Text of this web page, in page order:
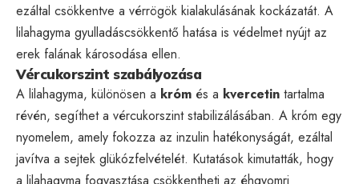
ezáltal csökkentve a vérrögök kialakulásának kockázatát. A
lilahagyma gyulladáscsökkentő hatása is védelmet nyújt az
erek falának károsodása ellen.
Vércukorszint szabályozása
A lilahagyma, különösen a króm és a kvercetin tartalma
révén, segíthet a vércukorszint stabilizálásában. A króm egy
nyomelem, amely fokozza az inzulin hatékonyságát, ezáltal
javítva a sejtek glükózfelvételét. Kutatások kimutatták, hogy
a lilahagyma fogyasztása csökkentheti az éhgyomri